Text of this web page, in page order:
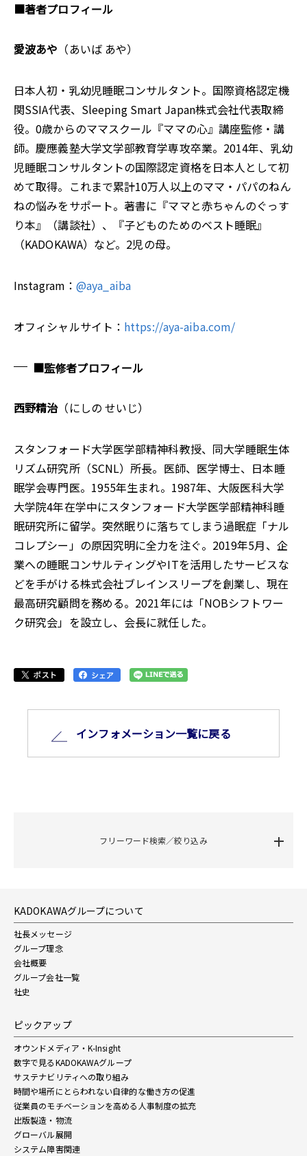
■著者プロフィール
愛波あや （あいば あや）
日本人初・乳幼児睡眠コンサルタント。国際資格認定機
関SSIA代表、Sleeping Smart Japan株式会社代表取締
役。0歳からのママスクール『ママの心』講座監修・講
師。慶應義塾大学文学部教育学専攻卒業。2014年、乳幼
児睡眠コンサルタントの国際認定資格を日本人として初
めて取得。これまで累計10万人以上のママ・パパのねん
ねの悩みをサポート。著書に『ママと赤ちゃんのぐっす
り本』（講談社）、『子どものためのベスト睡眠』
（KADOKAWA）など。2児の母。
Instagram： @aya_aiba
オフィシャルサイト： https://aya-aiba.com/
■監修者プロフィール
西野精治（にしの せいじ）
スタンフォード大学医学部精神科教授、同大学睡眠生体
リズム研究所（SCNL）所長。医師、医学博士、日本睡
眠学会専門医。1955年生まれ。1987年、大阪医科大学
大学院4年在学中にスタンフォード大学医学部精神科睡
眠研究所に留学。突然眠りに落ちてしまう過眠症「ナル
コレプシー」の原因究明に全力を注ぐ。2019年5月、企
業への睡眠コンサルティングやITを活用したサービスな
どを手がける株式会社ブレインスリープを創業し、現在
最高研究顧問を務める。2021年には「NOBシフトワー
ク研究会」を設立し、会長に就任した。
インフォメーション⼀覧に戻る
フリーワード検索／絞り込み
KADOKAWAグループについて
社長メッセージ
グループ理念
会社概要
グループ会社一覧
社史
ピックアップ
オウンドメディア・K-Insight
数字で見るKADOKAWAグループ
サステナビリティへの取り組み
時間や場所にとらわれない自律的な働き方の促進
従業員のモチベーションを高める人事制度の拡充
出版製造・物流
グローバル展開
システム障害関連